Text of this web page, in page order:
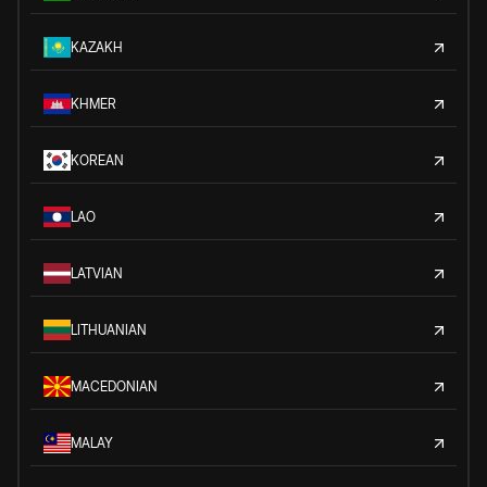
KAZAKH
KHMER
KOREAN
LAO
LATVIAN
LITHUANIAN
MACEDONIAN
MALAY